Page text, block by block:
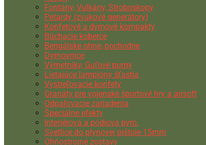
Fontány, Vulkány, Stroboskopy
Petardy (zvukové generátory)
Konfetové a dymové kompakty
Búchacie koberce
Bengálske ohne, pochodne
Dymovnice
Výmetníky, Guľové pumy
Lietajúce lampióny šťastia
Vystreľovacie konfety
Granáty pre vojenské športové hry a airsoft
Odpaľovacie zariadenia
Špeciálne efekty
Interiérová a pódiová pyro.
Svetlice do plynovej pištole 15mm
Ohňostrojné zostavy